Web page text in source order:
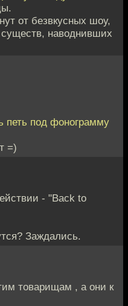
от безвкусных шоу,
наводнивших
петь под фонограмму
=)
- "Back to
Заждались.
товарищам , а они к